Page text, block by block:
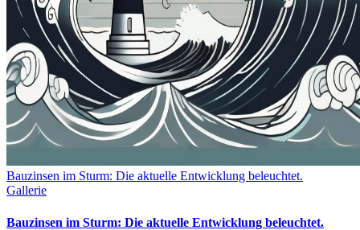
Bauzinsen im Sturm: Die aktuelle Entwicklung beleuchtet.
Gallerie
Bauzinsen im Sturm: Die aktuelle Entwicklung beleuchtet.